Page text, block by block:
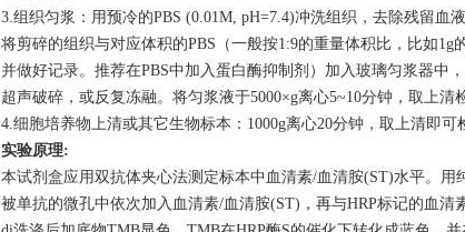
3.组织匀浆：用预冷的PBS (0.01M, pH=7.4)冲洗组织，去除残留血
将剪碎的组织与对应体积的PBS（一般按1:9的重量体积比，比如
并做好记录。推荐在PBS中加入蛋白酶抑制剂）加入玻璃匀浆器中
超声破碎，或反复冻融。将匀浆液于5000×g离心5~10分钟，取上清
4.细胞培养物上清或其它生物标本：1000g离心20分钟，取上清即
实验原理:
本试剂盒应用双抗体夹心法测定标本中血清素/血清胺(ST)水平。用
被单抗的微孔中依次加入血清素/血清胺(ST)，再与HRP标记的血